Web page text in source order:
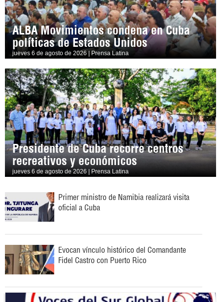
ALBA Movimientos condena en Cuba
políticas de Estados Unidos
jueves 6 de agosto de 2026 | Prensa Latina
Presidente de Cuba recorre centros
recreativos y económicos
jueves 6 de agosto de 2026 | Prensa Latina
Primer ministro de Namibia realizará visita
oficial a Cuba
Evocan vínculo histórico del Comandante
Fidel Castro con Puerto Rico